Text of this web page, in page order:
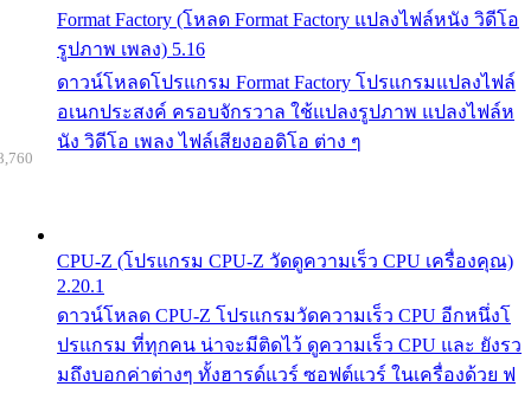
Format Factory (โหลด Format Factory แปลงไฟล์หนัง วิดีโอ
รูปภาพ เพลง) 5.16
ดาวน์โหลดโปรแกรม Format Factory โปรแกรมแปลงไฟล์
อเนกประสงค์ ครอบจักรวาล ใช้แปลงรูปภาพ แปลงไฟล์ห
นัง วิดีโอ เพลง ไฟล์เสียงออดิโอ ต่าง ๆ
CPU-Z (โปรแกรม CPU-Z วัดดูความเร็ว CPU เครื่องคุณ)
2.20.1
ดาวน์โหลด CPU-Z โปรแกรมวัดความเร็ว CPU อีกหนึ่งโ
ปรแกรม ที่ทุกคน น่าจะมีติดไว้ ดูความเร็ว CPU และ ยังรว
มถึงบอกค่าต่างๆ ทั้งฮารด์แวร์ ซอฟต์แวร์ ในเครื่องด้วย ฟ